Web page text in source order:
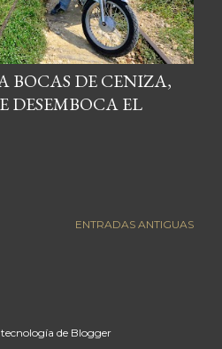
BOCAS DE CENIZA,
DESEMBOCA EL
ENTRADAS ANTIGUAS
de Blogger